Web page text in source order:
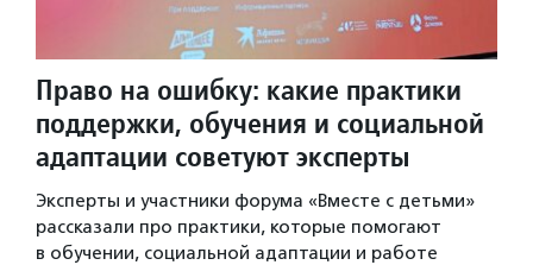
Право на ошибку: какие практики
поддержки, обучения и социальной
адаптации советуют эксперты
Эксперты и участники форума «Вместе с детьми»
рассказали про практики, которые помогают
в обучении, социальной адаптации и работе